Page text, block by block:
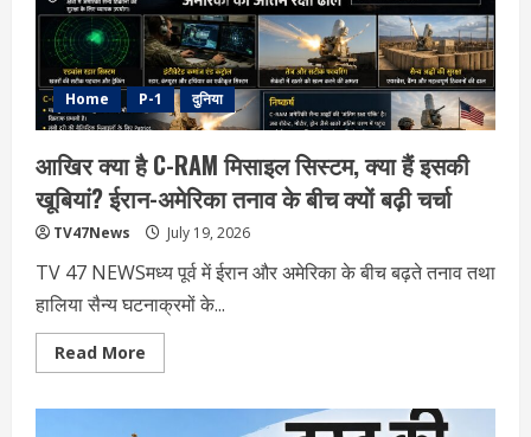
इसका
बड़ा
लाभ,
किन
देशों
में
हैं
निजी
लॉन्च
कंपनियां?
Home P-1 दुनिया
आखिर क्या है C-RAM मिसाइल सिस्टम, क्या हैं इसकी
खूबियां? ईरान-अमेरिका तनाव के बीच क्यों बढ़ी चर्चा
TV47News July 19, 2026
TV 47 NEWSमध्य पूर्व में ईरान और अमेरिका के बीच बढ़ते तनाव तथा
हालिया सैन्य घटनाक्रमों के...
Read More
more